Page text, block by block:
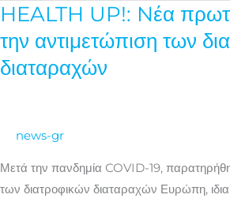
HEALTH UP!: Nέα
την αντιμετώπιση των
διαταραχών
news-gr
Μετά την πανδημία COVID-19,
των διατροφικών διαταραχών Ευρώπη,
HEALTH
Nέα
πρωτοβουλία
αντιμετώπιση